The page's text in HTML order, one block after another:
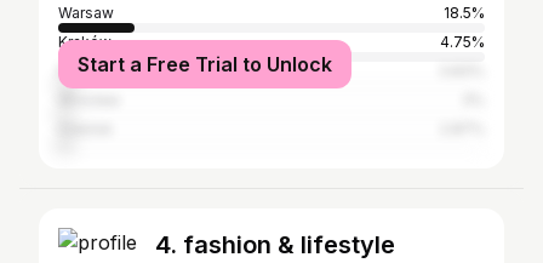
Warsaw
18.5%
Kraków
4.75%
Poznań
Start a Free Trial to Unlock
4. fashion & lifestyle